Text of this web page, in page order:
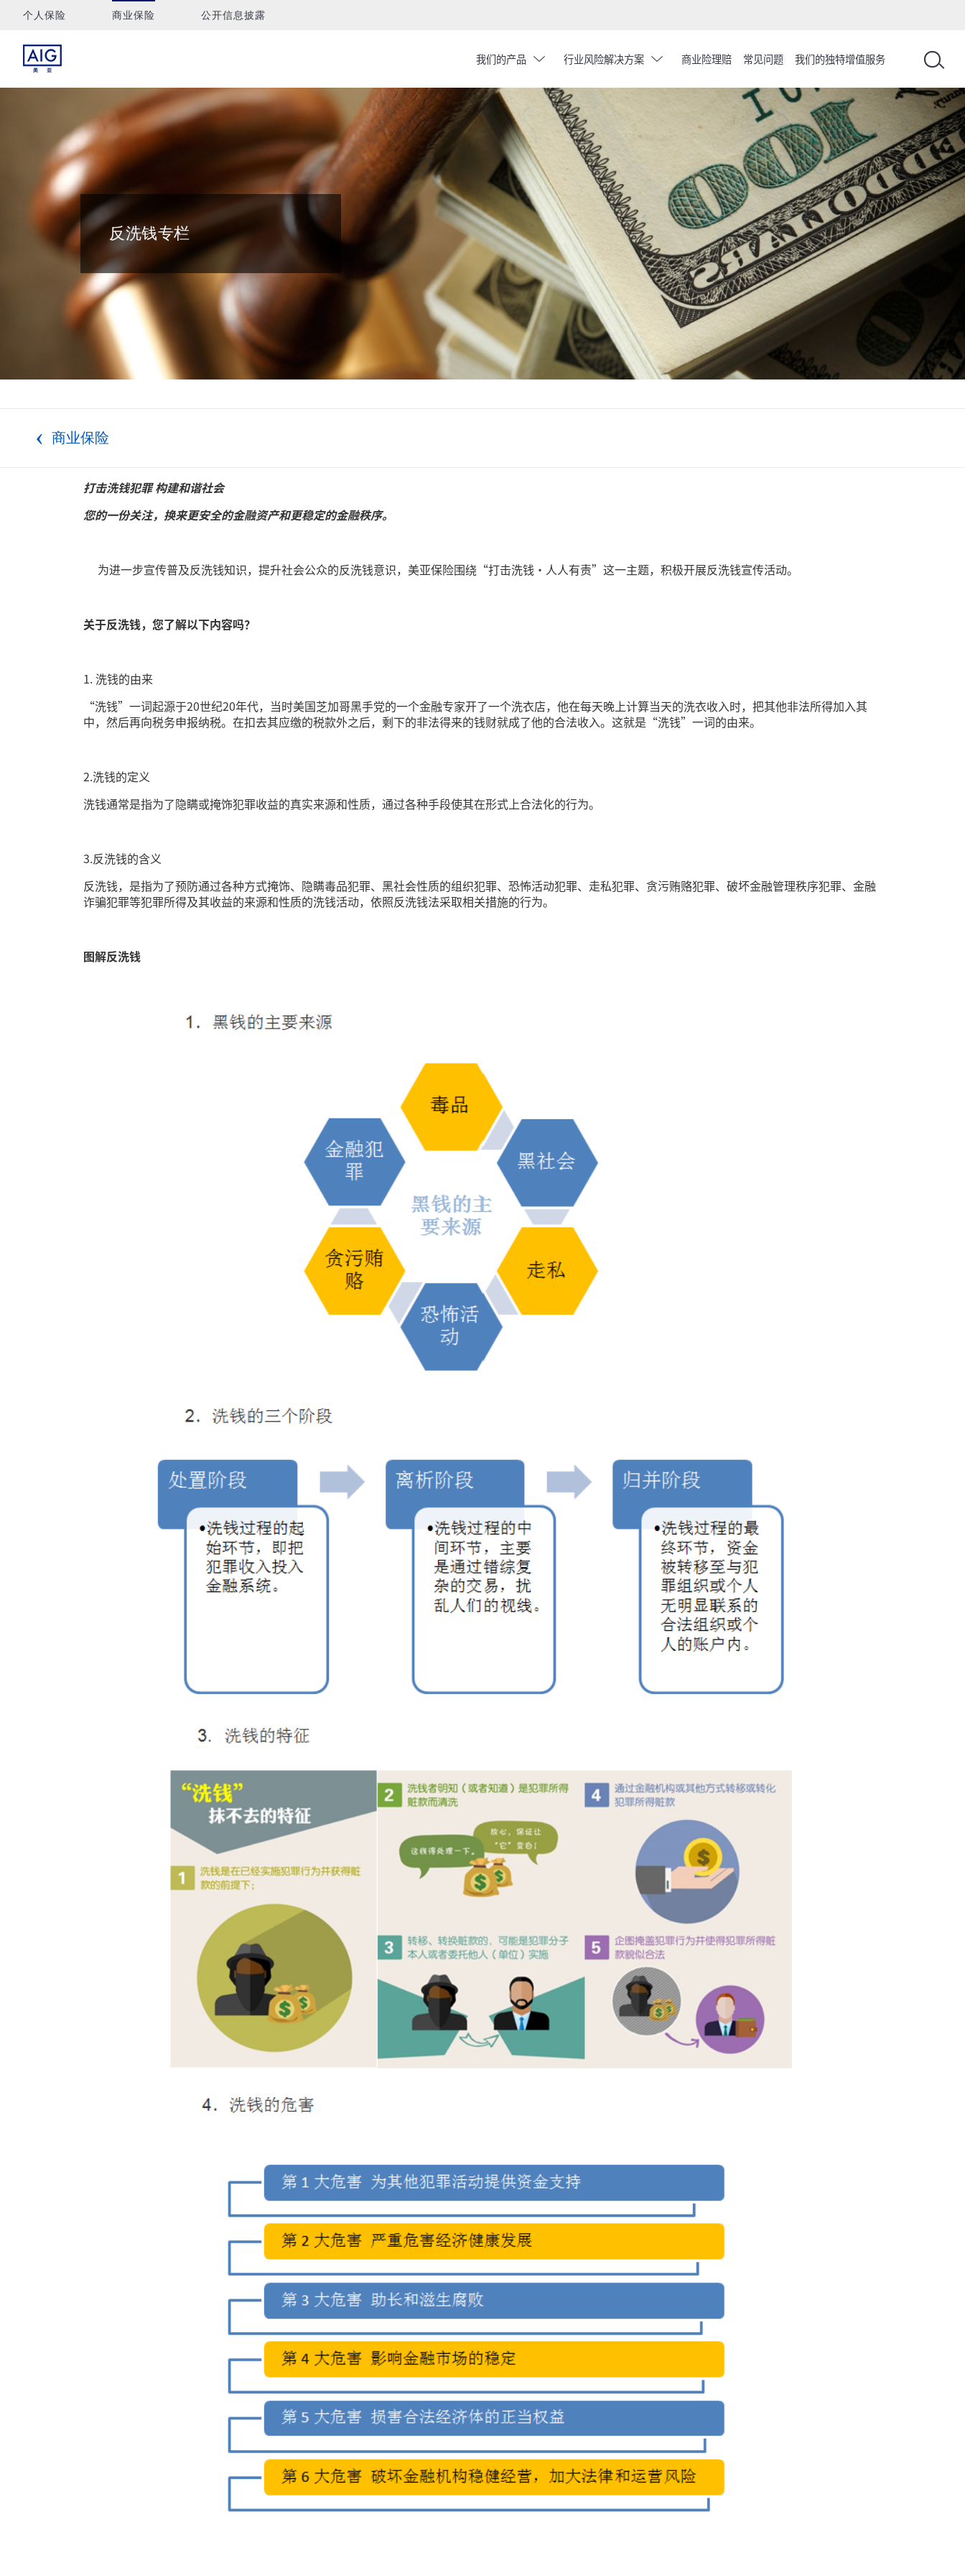
个人保险 商业保险 公开信息披露
我们的产品 chevron_down 行业风险解决方案 chevron_down 商业险理赔 常见问题 我们的独特增值服务
反洗钱专栏
商业保险
打击洗钱犯罪 构建和谐社会
您的一份关注，换来更安全的金融资产和更稳定的金融秩序。
为进一步宣传普及反洗钱知识，提升社会公众的反洗钱意识，美亚保险围绕“打击洗钱·人人有责”这一主题，积极开展反洗钱宣传活动。
关于反洗钱，您了解以下内容吗？
1. 洗钱的由来
“洗钱”一词起源于20世纪20年代，当时美国芝加哥黑手党的一个金融专家开了一个洗衣店，他在每天晚上计算当天的洗衣收入时，把其他非法所得加入其
中，然后再向税务申报纳税。在扣去其应缴的税款外之后，剩下的非法得来的钱财就成了他的合法收入。这就是“洗钱”一词的由来。
2.洗钱的定义
洗钱通常是指为了隐瞒或掩饰犯罪收益的真实来源和性质，通过各种手段使其在形式上合法化的行为。
3.反洗钱的含义
反洗钱，是指为了预防通过各种方式掩饰、隐瞒毒品犯罪、黑社会性质的组织犯罪、恐怖活动犯罪、走私犯罪、贪污贿赂犯罪、破坏金融管理秩序犯罪、金融
诈骗犯罪等犯罪所得及其收益的来源和性质的洗钱活动，依照反洗钱法采取相关措施的行为。
图解反洗钱